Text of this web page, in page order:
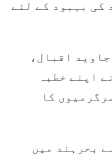
کی بہبود کے لئے
اقبال،
اپنے خطبہ
کا
میں